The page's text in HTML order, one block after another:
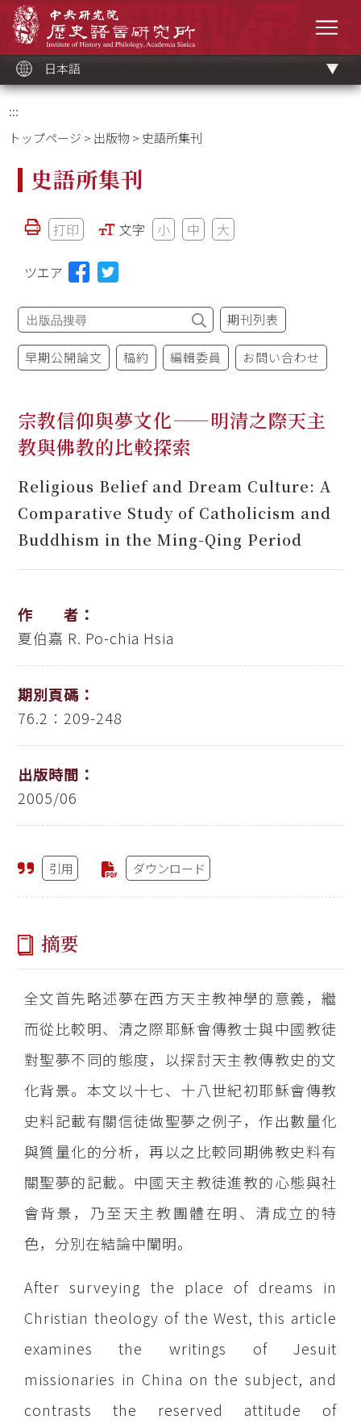
ッ
ク
日本語
:::
トップページ > 出版物 > 史語所集刊
史語所集刊
打印 文字 小 中 大
ツエア
期刊列表
早期公開論文 稿約 編輯委員 お問い合わせ
宗教信仰與夢文化——明清之際天主
教與佛教的比較探索
Religious Belief and Dream Culture: A
Comparative Study of Catholicism and
Buddhism in the Ming-Qing Period
作 者：
夏伯嘉 R. Po-chia Hsia
期別頁碼：
76.2：209-248
出版時間：
2005/06
引用 ダウンロード
摘要
全文首先略述夢在西方天主教神學的意義，繼
而從比較明、清之際耶穌會傳教士與中國教徒
對聖夢不同的態度，以探討天主教傳教史的文
化背景。本文以十七、十八世紀初耶穌會傳教
史料記載有關信徒做聖夢之例子，作出數量化
與質量化的分析，再以之比較同期佛教史料有
關聖夢的記載。中國天主教徒進教的心態與社
會背景，乃至天主教團體在明、清成立的特
色，分別在結論中闡明。
After surveying the place of dreams in
Christian theology of the West, this article
examines the writings of Jesuit
missionaries in China on the subject, and
contrasts the reserved attitude of